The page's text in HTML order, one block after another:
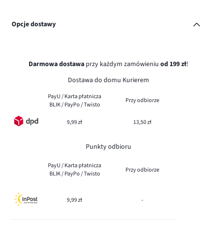
Opcje dostawy
Darmowa dostawa przy każdym zamówieniu od 199 zł!
Dostawa do domu Kurierem
PayU / Karta płatnicza
BLIK / PayPo / Twisto
Przy odbiorze
9,99 zł 13,50 zł
Punkty odbioru
PayU / Karta płatnicza
BLIK / PayPo / Twisto
Przy odbiorze
9,99 zł -